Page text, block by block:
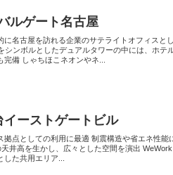
ルゲート名古屋
に名古屋を訪れる企業のサテライトオフィスと
シンボルとしたデュアルタワーの中には、ホテ
備 しゃちほこネオンやネ...
ーストゲートビル
拠点としての利用に最適 制震構造や省エネ性能
井高を生かし、広々とした空間を演出
た共用エリア...